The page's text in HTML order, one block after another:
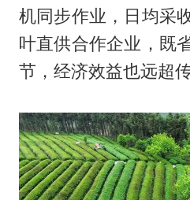
机同步作业，日均采
叶直供合作企业，既
节，经济效益也远超